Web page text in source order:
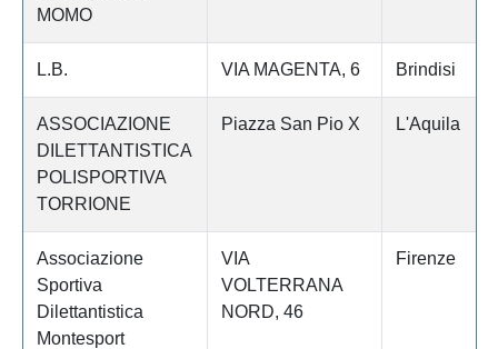
MOMO
L.B. VIA MAGENTA, 6 Brindisi
ASSOCIAZIONE
DILETTANTISTICA
POLISPORTIVA
TORRIONE
Piazza San Pio X L'Aquila
Associazione
Sportiva
Dilettantistica
Montesport
VIA
VOLTERRANA
NORD, 46
Firenze